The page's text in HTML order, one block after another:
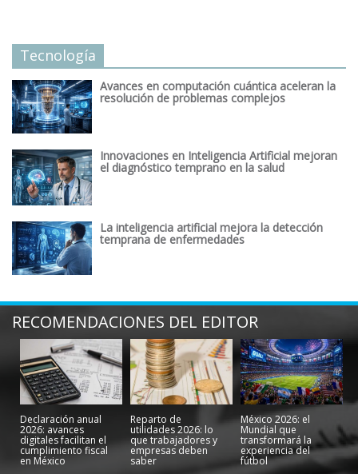
Tecnología
Avances en computación cuántica aceleran la
resolución de problemas complejos
Innovaciones en Inteligencia Artificial mejoran
el diagnóstico temprano en la salud
La inteligencia artificial mejora la detección
temprana de enfermedades
RECOMENDACIONES DEL EDITOR
Declaración anual
2026: avances
digitales facilitan el
cumplimiento fiscal
en México
Reparto de
utilidades 2026: lo
que trabajadores y
empresas deben
saber
México 2026: el
Mundial que
transformará la
experiencia del
fútbol